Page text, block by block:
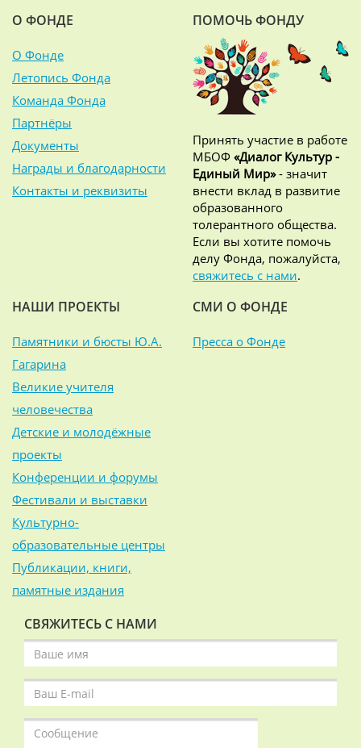
О ФОНДЕ
О Фонде
Летопись Фонда
Команда Фонда
Партнёры
Документы
Награды и благодарности
Контакты и реквизиты
ПОМОЧЬ ФОНДУ
Принять участие в работе
МБОФ «Диалог Культур -
Единый Мир»- значит
внести вклад в развитие
образованного
толерантного общества.
Если вы хотите помочь
делу Фонда, пожалуйста,
свяжитесь с нами.
НАШИ ПРОЕКТЫ
Памятники и бюсты Ю.А.
Гагарина
Великие учителя
человечества
Детские и молодёжные
проекты
Конференции и форумы
Фестивали и выставки
Культурно-
образовательные центры
Публикации, книги,
памятные издания
СМИ О ФОНДЕ
Пресса о Фонде
СВЯЖИТЕСЬ С НАМИ